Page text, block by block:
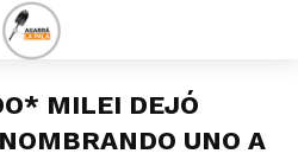
MILEI DEJÓ
UNO A